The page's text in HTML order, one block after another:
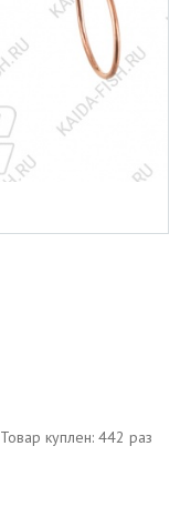
Товар куплен: 442 раз